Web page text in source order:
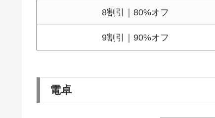
8割引｜80%オフ
9割引｜90%オフ
電卓